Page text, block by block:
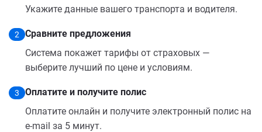
Укажите данные вашего транспорта и водителя.
2
Сравните предложения
Система покажет тарифы от страховых —
выберите лучший по цене и условиям.
3
Оплатите и получите полис
Оплатите онлайн и получите электронный полис на
e-mail за 5 минут.